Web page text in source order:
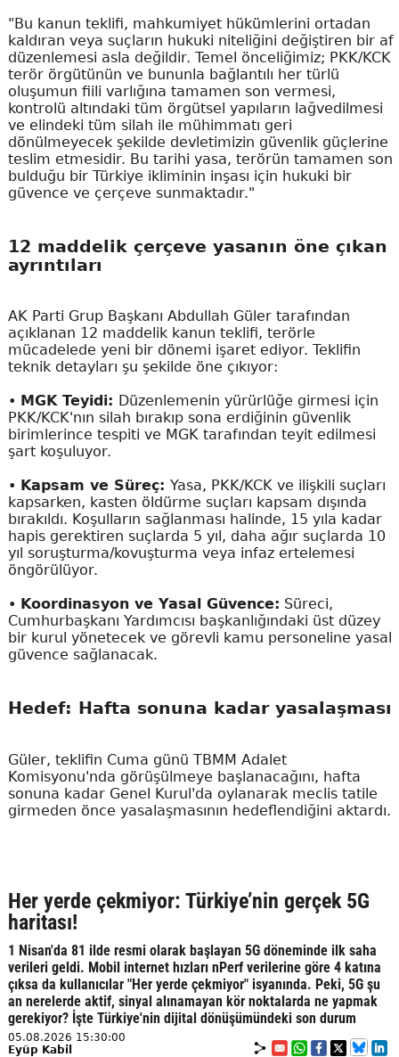
"Bu kanun teklifi, mahkumiyet hükümlerini ortadan
kaldıran veya suçların hukuki niteliğini değiştiren bir af
düzenlemesi asla değildir. Temel önceliğimiz; PKK/KCK
terör örgütünün ve bununla bağlantılı her türlü
oluşumun fiili varlığına tamamen son vermesi,
kontrolü altındaki tüm örgütsel yapıların lağvedilmesi
ve elindeki tüm silah ile mühimmatı geri
dönülmeyecek şekilde devletimizin güvenlik güçlerine
teslim etmesidir. Bu tarihi yasa, terörün tamamen son
bulduğu bir Türkiye ikliminin inşası için hukuki bir
güvence ve çerçeve sunmaktadır."
12 maddelik çerçeve yasanın öne çıkan
ayrıntıları
AK Parti Grup Başkanı Abdullah Güler tarafından
açıklanan 12 maddelik kanun teklifi, terörle
mücadelede yeni bir dönemi işaret ediyor. Teklifin
teknik detayları şu şekilde öne çıkıyor:
• MGK Teyidi: Düzenlemenin yürürlüğe girmesi için
PKK/KCK'nın silah bırakıp sona erdiğinin güvenlik
birimlerince tespiti ve MGK tarafından teyit edilmesi
şart koşuluyor.
• Kapsam ve Süreç: Yasa, PKK/KCK ve ilişkili suçları
kapsarken, kasten öldürme suçları kapsam dışında
bırakıldı. Koşulların sağlanması halinde, 15 yıla kadar
hapis gerektiren suçlarda 5 yıl, daha ağır suçlarda 10
yıl soruşturma/kovuşturma veya infaz ertelemesi
öngörülüyor.
• Koordinasyon ve Yasal Güvence: Süreci,
Cumhurbaşkanı Yardımcısı başkanlığındaki üst düzey
bir kurul yönetecek ve görevli kamu personeline yasal
güvence sağlanacak.
Hedef: Hafta sonuna kadar yasalaşması
Güler, teklifin Cuma günü TBMM Adalet
Komisyonu'nda görüşülmeye başlanacağını, hafta
sonuna kadar Genel Kurul'da oylanarak meclis tatile
girmeden önce yasalaşmasının hedeflendiğini aktardı.
Her yerde çekmiyor: Türkiye’nin gerçek 5G
haritası!
1 Nisan'da 81 ilde resmi olarak başlayan 5G döneminde ilk saha
verileri geldi. Mobil internet hızları nPerf verilerine göre 4 katına
çıksa da kullanıcılar "Her yerde çekmiyor" isyanında. Peki, 5G şu
an nerelerde aktif, sinyal alınamayan kör noktalarda ne yapmak
gerekiyor? İşte Türkiye'nin dijital dönüşümündeki son durum
05.08.2026 15:30:00
Eyüp Kabil